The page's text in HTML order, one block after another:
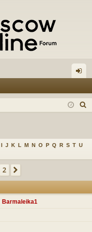
д
I J K L M N O P Q R S T U
2
Barmaleika1